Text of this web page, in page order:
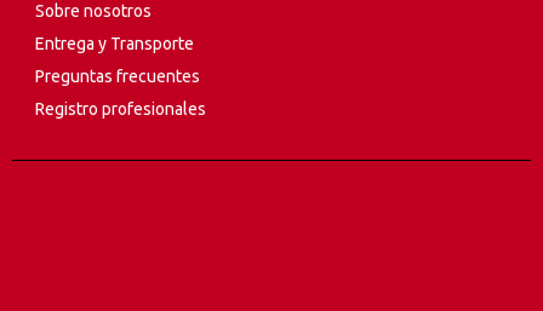
Sobre nosotros
Entrega y Transporte
Preguntas frecuentes
Registro profesionales